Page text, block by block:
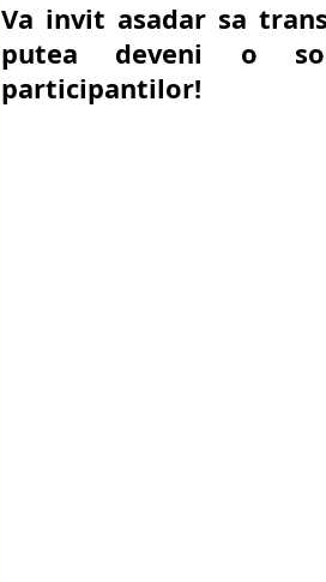
Va invit asadar sa
putea deveni o
participantilor!